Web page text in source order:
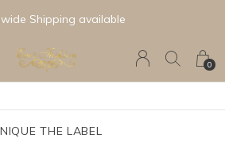
0
& Trending Collections
THE LABEL